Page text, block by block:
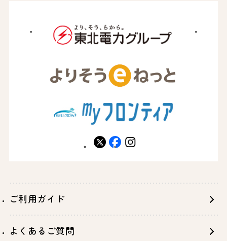
X facebookinstagram
ご利用ガイド
よくあるご質問